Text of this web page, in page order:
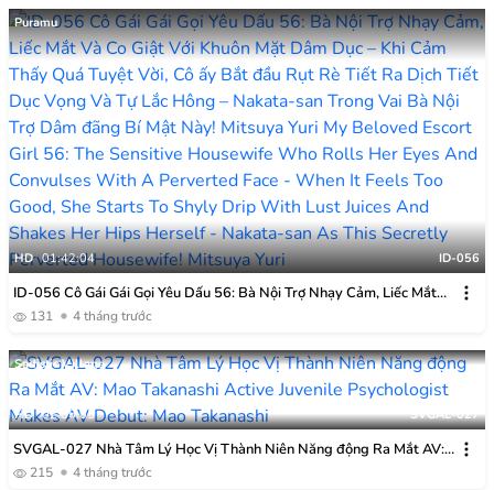
Hatano
Puramu
HD 01:42:04 ID-056
ID-056 Cô Gái Gái Gọi Yêu Dấu 56: Bà Nội Trợ Nhạy Cảm, Liếc Mắt
Và Co Giật Với Khuôn Mặt Dâm Dục – Khi Cảm Thấy Quá Tuyệt Vời,
Nakata-san Trong Vai Bà Nội Trợ Dâm đãng Bí Mật Này! Mitsuya Yuri
131 4 tháng trước
Sadistic Village
HD 02:05:05 SVGAL-027
SVGAL-027 Nhà Tâm Lý Học Vị Thành Niên Năng động Ra Mắt AV:
Mao Takanashi
215 4 tháng trước